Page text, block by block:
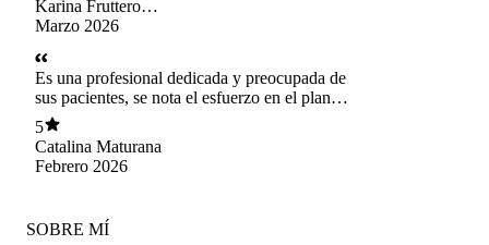
una excelente Nutricionista!
Karina Fruttero
Ramirez
Marzo 2026
Es una profesional dedicada y preocupada de
sus pacientes, se nota el esfuerzo en el plan
personalizado que hace y cómo lo adapta según
horarios y requerimientos. Además siempre está
atenta a dudas y te acompaña en el proceso para
lograr los mejores resultados en conjunto.
5
Catalina Maturana
Febrero 2026
SOBRE MÍ